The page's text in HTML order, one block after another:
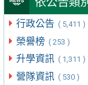
行政公告 ( 5,411 )
榮譽榜 ( 253 )
升學資訊 ( 1,311 )
營隊資訊 ( 530 )